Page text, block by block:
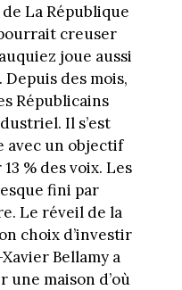
La République
creuser
joue aussi
des mois,
Républicains
Il s’est
avec un objectif
% des voix. Les
fini par
Le réveil de la
choix d’investir
Bellamy a
une maison d’où